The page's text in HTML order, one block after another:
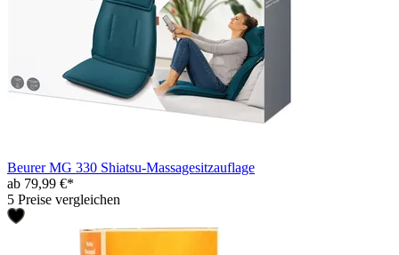
Beurer MG 330 Shiatsu-Massagesitzauflage
ab 79,99 €*
5 Preise vergleichen